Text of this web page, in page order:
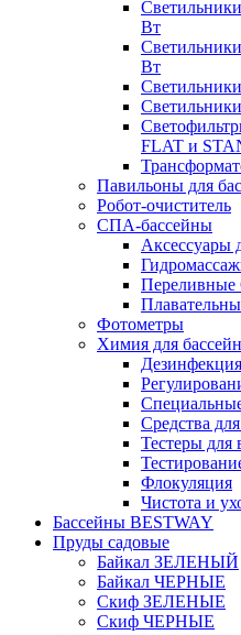
Вт
Вт
FLAT и
Павильоны для
Робот-очиститель
СПА-бассейны
Аксессуары
Фотометры
Химия для
Средства
Тестеры для
Флокуляция
Чистота и
Бассейны BESTWAY
Пруды садовые
Байкал ЗЕЛЕНЫЙ
Байкал ЧЕРНЫЕ
Скиф ЗЕЛЕНЫЕ
Скиф ЧЕРНЫЕ